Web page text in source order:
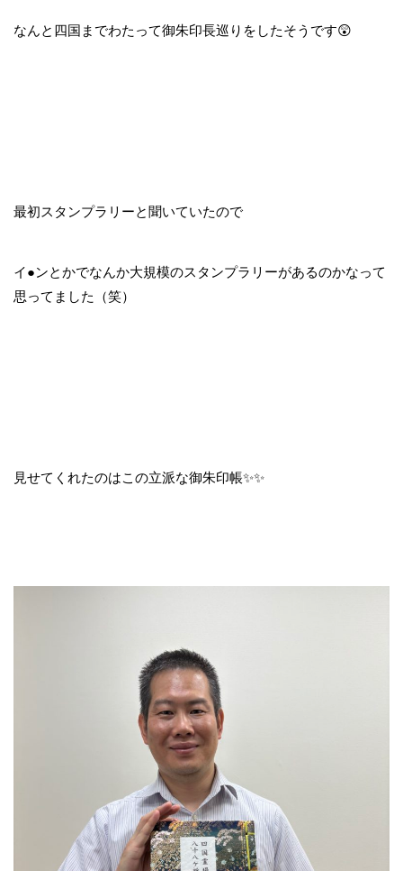
なんと四国までわたって御朱印長巡りをしたそうです😲
最初スタンプラリーと聞いていたので
イ●ンとかでなんか大規模のスタンプラリーがあるのかなって
思ってました（笑）
見せてくれたのはこの立派な御朱印帳✨✨